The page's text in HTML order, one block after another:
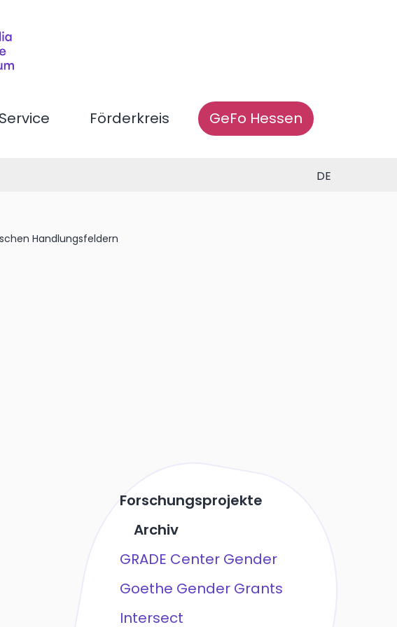
Service Förderkreis GeFo Hessen
DE
Handlungsfeldern
Forschungsprojekte
Archiv
GRADE Center Gender
Goethe Gender Grants
Intersect